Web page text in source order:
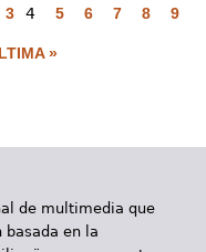
3 4 5 6 7 8 9
»
de multimedia que
basada en la